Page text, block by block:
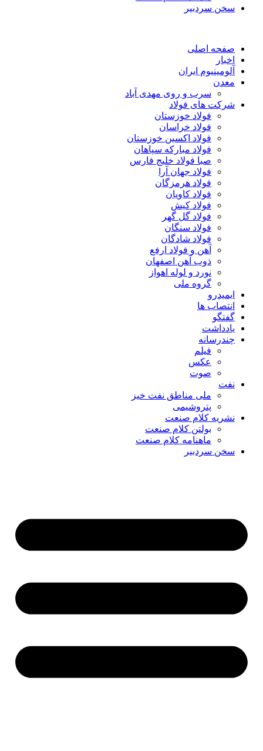
سخن سردبیر
صفحه اصلی
اخبار
آلومینیوم ایران
معدن
سرب و روی مهدی آباد
شرکت های فولاد
فولاد خوزستان
فولاد خراسان
فولاد اکسین خوزستان
فولاد مبارکه سپاهان
صبا فولاد خلیج فارس
فولاد جهان آرا
فولاد هرمزگان
فولاد کاویان
فولاد کیش
فولاد گل گهر
فولاد سنگان
فولاد شادگان
آهن و فولاد ارفع
ذوب آهن اصفهان
نورد و لوله اهواز
گروه ملی
ایمیدرو
انتصاب ها
گفتگو
یادداشت
چندرسانه
فیلم
عکس
صوت
نفت
ملی مناطق نفت خیز
پتروشیمی
نشریه کلام صنعت
بولتن کلام صنعت
ماهنامه کلام صنعت
سخن سردبیر